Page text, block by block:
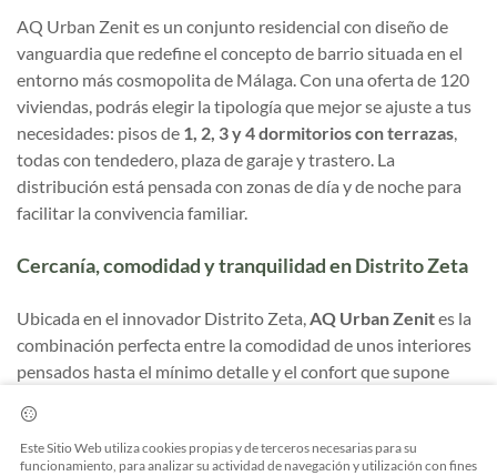
AQ Urban Zenit es un conjunto residencial con diseño de
vanguardia que redefine el concepto de barrio situada en el
entorno más cosmopolita de Málaga. Con una oferta de 120
viviendas, podrás elegir la tipología que mejor se ajuste a tus
necesidades: pisos de 1, 2, 3 y 4 dormitorios con terrazas,
todas con tendedero, plaza de garaje y trastero. La
distribución está pensada con zonas de día y de noche para
facilitar la convivencia familiar.
Cercanía, comodidad y tranquilidad en Distrito Zeta
Ubicada en el innovador Distrito Zeta,AQ Urban Zenites la
combinación perfecta entre la comodidad de unos interiores
pensados hasta el mínimo detalle y el confort que supone
tecnología y un diseño ecosostenible. Distrito Zeta se
encuentra en una ubicación estratégica al oeste de Málaga,
Este Sitio Web utiliza cookies propias y de terceros necesarias para su
funcionamiento, para analizar su actividad de navegación y utilización con fines